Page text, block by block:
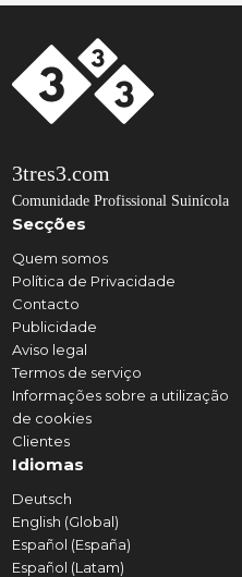
3tres3.com
Comunidade Profissional Suinícola
Secções
Quem somos
Política de Privacidade
Contacto
Publicidade
Aviso legal
Termos de serviço
Informações sobre a utilização
de cookies
Clientes
Idiomas
Deutsch
English (Global)
Español (España)
Español (Latam)